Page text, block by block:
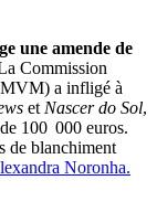
une amende de
Commission
a infligé à
et Nascer do Sol,
100 000 euros.
de blanchiment
Noronha.